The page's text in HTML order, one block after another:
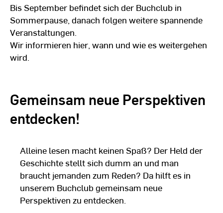
Bis September befindet sich der Buchclub in
Sommerpause, danach folgen weitere spannende
Veranstaltungen.
Wir informieren hier, wann und wie es weitergehen
wird.
Gemeinsam neue Perspektiven
entdecken!
Alleine lesen macht keinen Spaß? Der Held der
Geschichte stellt sich dumm an und man
braucht jemanden zum Reden? Da hilft es in
unserem Buchclub gemeinsam neue
Perspektiven zu entdecken.